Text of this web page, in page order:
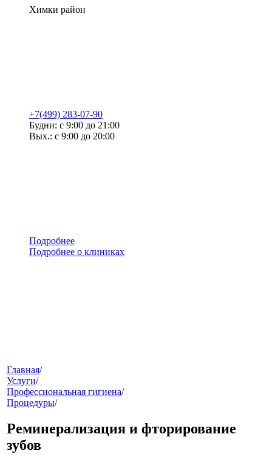
Химки район
+7(499) 283-07-90
Будни: с 9:00 до 21:00
Вых.: с 9:00 до 20:00
Подробнее
Подробнее о клиниках
меню
Главная/
Услуги/
Профессиональная гигиена/
Процедуры/
Реминерализация и фторирование
зубов